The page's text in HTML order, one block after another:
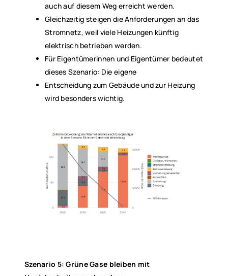
auch auf diesem Weg erreicht werden.
Gleichzeitig steigen die Anforderungen an das
Stromnetz, weil viele Heizungen künftig
elektrisch betrieben werden.
Für Eigentümerinnen und Eigentümer bedeutet
dieses Szenario: Die eigene
Entscheidung zum Gebäude und zur Heizung
wird besonders wichtig.
Szenario 5: Grüne Gase bleiben mit